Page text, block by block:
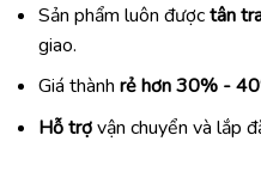
Sản phẩm luôn đượctân
giao.
Giá thành rẻ hơn 30% -
Hỗ trợvận chuyển và lắp